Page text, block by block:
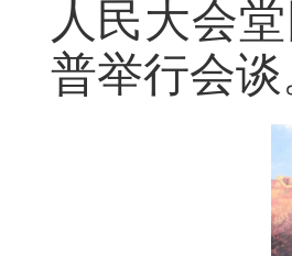
人民大会
普举行会谈